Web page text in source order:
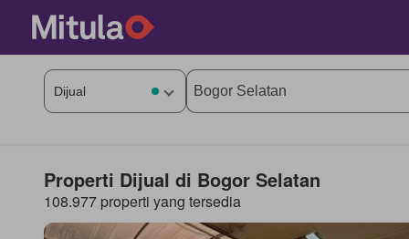
Properti Dijual di Bogor Selatan
108.977 properti yang tersedia